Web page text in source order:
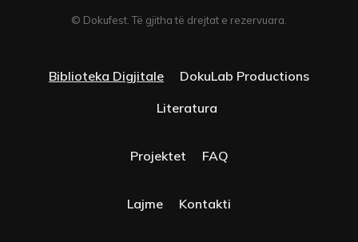
© Dokufest. Të gjitha të drejtat e rezervuara.
Biblioteka Digjitale
DokuLab Productions
Literatura
Projektet FAQ
Lajme Kontakti